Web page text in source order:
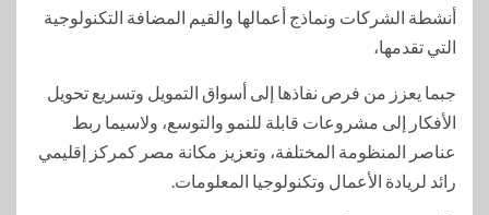
أنشطة الشركات ونماذج أعمالها والقيم المضافة التكنولوجية
التي تقدمها،
جبما يعزز من فرص نفاذها إلى أسواق التمويل وتسريع تحويل
الأفكار إلى مشروعات قابلة للنمو والتوسع، ولاسيما ربط
عناصر المنظومة المختلفة، وتعزيز مكانة مصر كمركز إقليمي
رائد لريادة الأعمال وتكنولوجيا المعلومات.